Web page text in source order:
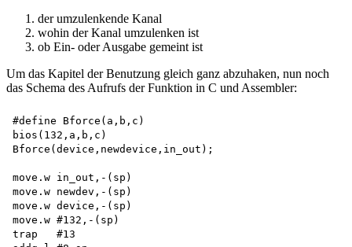
der umzulenkende Kanal
wohin der Kanal umzulenken ist
ob Ein- oder Ausgabe gemeint ist
Um das Kapitel der Benutzung gleich ganz abzuhaken, nun noch
das Schema des Aufrufs der Funktion in C und Assembler:
#define Bforce(a,b,c)
bios(132,a,b,c)
Bforce(device,newdevice,in_out);
move.w in_out,-(sp)
move.w newdev,-(sp)
move.w device,-(sp)
move.w #132,-(sp)
trap   #13